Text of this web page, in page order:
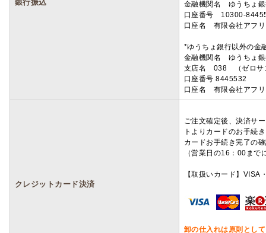
銀行振込
金融機関名 ゆうちょ
口座番号 10300-
口座名 有限会社アフ
*ゆうちょ銀行以外の金
金融機関名 ゆうちょ
支店名 038 （ゼロサ
口座番号 8445532
口座名 有限会社アフ
クレジットカード決済
ご注文確定後、決済サ
トよりカードのお手続
カードお手続き完了の
（営業日の16：00ま
【取扱いカード】
卸の仕入れは原則とし